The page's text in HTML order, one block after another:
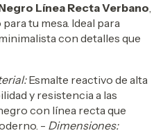
Línea Recta Verbano,
tu mesa. Ideal para
con detalles que
Esmalte reactivo de alta
y resistencia a las
con línea recta que
- Dimensiones: